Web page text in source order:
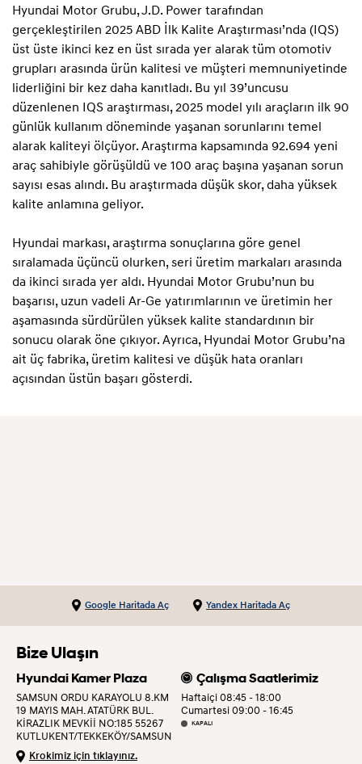
Hyundai Motor Grubu, J.D. Power tarafından
gerçekleştirilen 2025 ABD İlk Kalite Araştırması’nda (IQS)
üst üste ikinci kez en üst sırada yer alarak tüm otomotiv
grupları arasında ürün kalitesi ve müşteri memnuniyetinde
liderliğini bir kez daha kanıtladı. Bu yıl 39’uncusu
düzenlenen IQS araştırması, 2025 model yılı araçların ilk 90
günlük kullanım döneminde yaşanan sorunlarını temel
alarak kaliteyi ölçüyor. Araştırma kapsamında 92.694 yeni
araç sahibiyle görüşüldü ve 100 araç başına yaşanan sorun
sayısı esas alındı. Bu araştırmada düşük skor, daha yüksek
kalite anlamına geliyor.
Hyundai markası, araştırma sonuçlarına göre genel
sıralamada üçüncü olurken, seri üretim markaları arasında
da ikinci sırada yer aldı. Hyundai Motor Grubu’nun bu
başarısı, uzun vadeli Ar-Ge yatırımlarının ve üretimin her
aşamasında sürdürülen yüksek kalite standardının bir
sonucu olarak öne çıkıyor. Ayrıca, Hyundai Motor Grubu’na
ait üç fabrika, üretim kalitesi ve düşük hata oranları
açısından üstün başarı gösterdi.
Google Haritada Aç Yandex Haritada Aç
Bize Ulaşın
Hyundai Kamer Plaza
SAMSUN ORDU KARAYOLU 8.KM
19 MAYIS MAH. ATATÜRK BUL.
KİRAZLIK MEVKİİ NO:185 55267
KUTLUKENT/TEKKEKÖY/SAMSUN
Krokimiz için tıklayınız.
Çalışma Saatlerimiz
Haftaiçi 08:45 - 18:00
Cumartesi 09:00 - 16:45
KAPALI